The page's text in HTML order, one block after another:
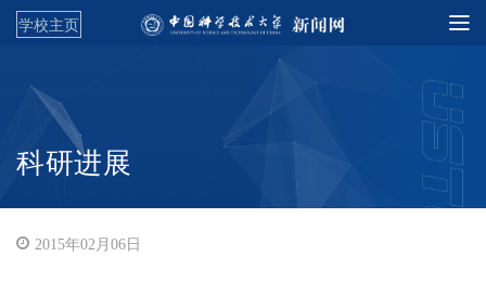
学校主页
科研进展
2015年02月06日